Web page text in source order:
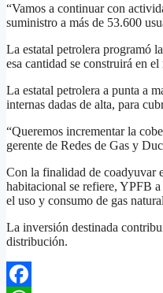
“Vamos a continuar con
suministro a más de 53.600
La estatal petrolera programó
esa cantidad se construirá en
La estatal petrolera a punta a
internas dadas de alta, para
“Queremos incrementar la
gerente de Redes de Gas y
Con la finalidad de coadyuvar
habitacional se refiere, YPFB
el uso y consumo de gas
La inversión destinada
distribución.